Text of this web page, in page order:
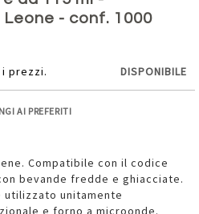
- conf. 1000
prezzi. DISPONIBILE
AI PREFERITI
Compatibile con il codice
bevande fredde e ghiacciate.
unitamente
e forno a microonde.